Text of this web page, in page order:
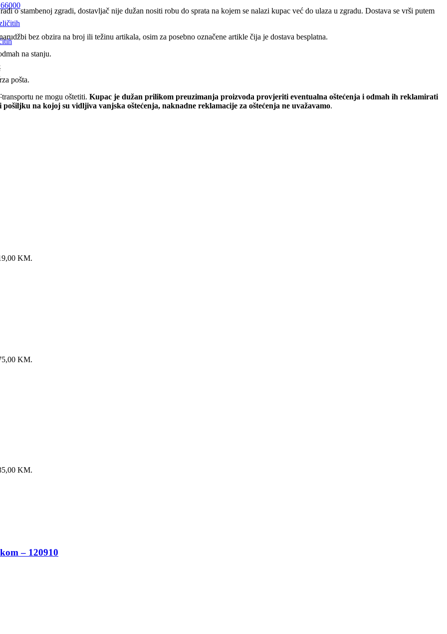
o stambenoj zgradi, dostavljač nije dužan nositi robu do sprata na kojem se nalazi kupac već do ulaza u zgradu. Dostava se vrši putem
bez obzira na broj ili težinu artikala, osim za posebno označene artikle čija je dostava besplatna.
na stanju.
pošta.
ne mogu oštetiti. Kupac je dužan prilikom preuzimanja proizvoda provjeriti eventualna oštećenja i odmah ih reklamirati
na kojoj su vidljiva vanjska oštećenja, naknadne reklamacije za oštećenja ne uvažavamo.
KM.
KM.
KM.
– 120910